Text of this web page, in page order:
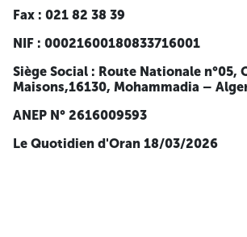
1- La lettre de soumission renseignée,
cachetée (conformément au modèle
présent cahier des charges). 2- Le
au modèle joint en Annexe du présent
3- Le Devis quantitatif et estimatif
présent cahier des charges).
Les trois (03) enveloppes
Fax : 021 82 38 39
NIF : 00021600180833716001
Siège Social : Route Nationale n°05,
Maisons,16130, Mohammadia –
ANEP N° 2616009593
Le Quotidien d'Oran 18/03/2026